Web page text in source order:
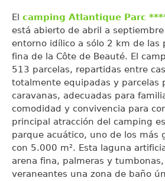
El camping Atlantique Parc
está abierto de abril a
entorno idílico a sólo 2 km de las
fina de la Côte de Beauté. El
513 parcelas, repartidas entre
totalmente equipadas y parcelas
caravanas, adecuadas para
comodidad y convivencia para
principal atracción del camping
parque acuático, uno de los más
con 5.000 m². Esta laguna
arena fina, palmeras y
veraneantes una zona de baño